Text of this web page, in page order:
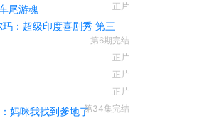
尾游魂
正片
玛：超级印度喜剧秀 第三
第6期完结
正片
正片
正片
妈咪我找到爹地了第34集完结